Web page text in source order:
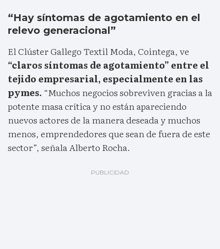
“Hay síntomas de agotamiento en el
relevo generacional”
El Clúster Gallego Textil Moda, Cointega, ve
“claros síntomas de agotamiento” entre el
tejido empresarial, especialmente en las
pymes. “Muchos negocios sobreviven gracias a la
potente masa crítica y no están apareciendo
nuevos actores de la manera deseada y muchos
menos, emprendedores que sean de fuera de este
sector”, señala Alberto Rocha.